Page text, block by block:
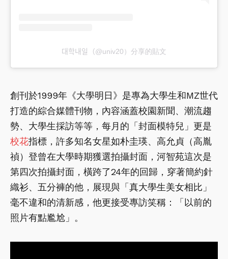
대학내일（@univ20）分享的貼文
創刊於1999年《大學明日》是專為大學生和MZ世代
打造的綜合媒體刊物，內容涵蓋校園新聞、潮流趨
勢、大學生採訪等等，每月的「封面模特兒」更是
校花指標，許多知名女星如朴圭瑛、高允貞（高胤
禎）登曾在大學時期獲選拍攝封面，河智苑這次是
第四次拍攝封面，橫跨了24年的回歸，穿著簡約針
織衫、五分褲的他，展現與「真大學生美女相比」
毫不違和的清新感，他更接受專訪笑稱：「以前的
照片有點尷尬」。